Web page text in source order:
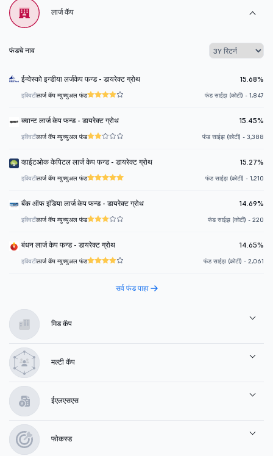
लार्ज कॅप
फंडचे नाव
ईन्वेस्को इन्डीया लर्जकेप फन्ड - डायरेक्ट ग्रोथ 15.68%
इक्विटीलार्ज कॅप म्युच्युअल फंड फंड साईझ (कोटी) - 1,847
क्वान्ट लार्ज केप फन्ड - डायरेक्ट ग्रोथ 15.45%
इक्विटीलार्ज कॅप म्युच्युअल फंड फंड साईझ (कोटी) - 3,388
व्हाईटओक केपिटल लार्ज केप फन्ड - डायरेक्ट ग्रोथ 15.27%
इक्विटीलार्ज कॅप म्युच्युअल फंड फंड साईझ (कोटी) - 1,210
बँक ऑफ इंडिया लार्ज केप फन्ड - डायरेक्ट ग्रोथ 14.69%
इक्विटीलार्ज कॅप म्युच्युअल फंड फंड साईझ (कोटी) - 220
बंधन लार्ज केप फन्ड - डायरेक्ट ग्रोथ 14.65%
इक्विटीलार्ज कॅप म्युच्युअल फंड फंड साईझ (कोटी) - 2,061
सर्व फंड पाहा
मिड कॅप
मल्टी कॅप
ईएलएसएस
फोकस्ड